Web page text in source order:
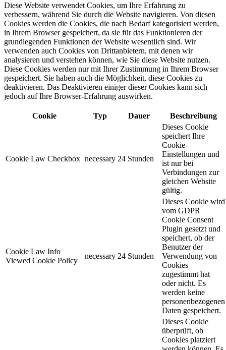
Diese Website verwendet Cookies, um Ihre Erfahrung zu
verbessern, während Sie durch die Website navigieren. Von diesen
Cookies werden die Cookies, die nach Bedarf kategorisiert werden,
in Ihrem Browser gespeichert, da sie für das Funktionieren der
grundlegenden Funktionen der Website wesentlich sind. Wir
verwenden auch Cookies von Drittanbietern, mit denen wir
analysieren und verstehen können, wie Sie diese Website nutzen.
Diese Cookies werden nur mit Ihrer Zustimmung in Ihrem Browser
gespeichert. Sie haben auch die Möglichkeit, diese Cookies zu
deaktivieren. Das Deaktivieren einiger dieser Cookies kann sich
jedoch auf Ihre Browser-Erfahrung auswirken.
Cookie Typ Dauer Beschreibung
Cookie Law Checkbox necessary 24 Stunden
Dieses Cookie
speichert Ihre
Cookie-
Einstellungen und
ist nur bei
Verbindungen zur
gleichen Website
gültig.
Cookie Law Info
Viewed Cookie Policy
necessary 24 Stunden
Dieses Cookie wird
vom GDPR
Cookie Consent
Plugin gesetzt und
speichert, ob der
Benutzer der
Verwendung von
Cookies
zugestimmt hat
oder nicht. Es
werden keine
personenbezogenen
Daten gespeichert.
Dieses Cookie
überprüft, ob
Cookies platziert